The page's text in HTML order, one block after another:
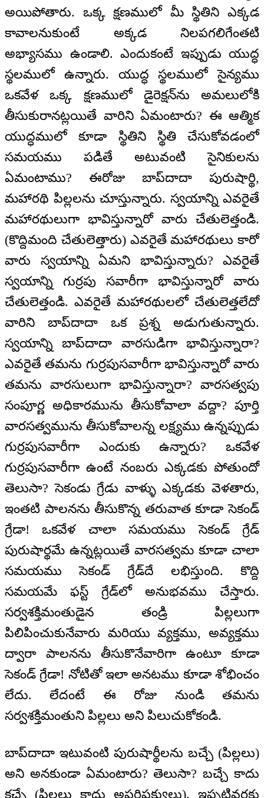
అయిపోతారు. ఒక్క క్షణములో మీ స్థితిని ఎక్కడ
కావాలనుకుంటే అక్కడ నిలపగలిగేంతటి
అభ్యాసము ఉండాలి. ఎందుకంటే ఇప్పుడు యుద్ధ
స్థలములో ఉన్నారు. యుద్ధ స్థలములో సైన్యము
ఒకవేళ ఒక్క క్షణములో డైరెక్షన్‌ను అమలులోకి
తీసుకురానట్లయితే వారిని ఏమంటారు? ఈ ఆత్మిక
యుద్ధములో కూడా స్థితిని స్థితి చేసుకోవడంలో
సమయము పడితే అటువంటి సైనికులను
ఏమంటాము? ఈరోజు బాప్‌దాదా పురుషార్థి,
మహారథి పిల్లలను చూస్తున్నారు. స్వయాన్ని ఎవరైతే
మహారథులుగా భావిస్తున్నారో వారు చేతులెత్తండి.
(కొద్దిమంది చేతులెత్తారు) ఎవరైతే మహారథులు కారో
వారు స్వయాన్ని ఏమని భావిస్తున్నారు? ఎవరైతే
స్వయాన్ని గుర్రపు సవారీగా భావిస్తున్నారో వారు
చేతులెత్తండి. ఎవరైతే మహారథులలో చేతులెత్తలేదో
వారిని బాప్‌దాదా ఒక ప్రశ్న అడుగుతున్నారు.
స్వయాన్ని బాప్‌దాదా వారసుడిగా భావిస్తున్నారా?
ఎవరైతే తమను గుర్రపుసవారీగా భావిస్తున్నారో వారు
తమను వారసులుగా భావిస్తున్నారా? వారసత్వపు
సంపూర్ణ అధికారమును తీసుకోవాలా వద్దా? పూర్తి
వారసత్వమును తీసుకోవాలన్న లక్ష్యము ఉన్నప్పుడు
గుర్రపుసవారీగా ఎందుకు ఉన్నారు? ఒకవేళ
గుర్రపుసవారీగా ఉంటే నంబరు ఎక్కడకు పోతుందో
తెలుసా? సెకండు గ్రేడు వాళ్ళు ఎక్కడకు వెళతారు,
ఇంతటి పాలనను తీసుకొన్న తరువాత కూడా సెకండ్
గ్రేడా! ఒకవేళ చాలా సమయము సెకండ్ గ్రేడ్
పురుషార్థమే ఉన్నట్లయితే వారసత్వమ కూడా చాలా
సమయము సెకండ్ గ్రేడ్‌దే లభిస్తుంది. కొద్ది
సమయమే ఫస్ట్ గ్రేడ్‌లో అనుభవము చేస్తారు.
సర్వశక్తిమంతుడైన తండ్రి పిల్లలుగా
పిలిపించుకునేవారు మరియు వ్యక్తము, అవ్యక్తము
ద్వారా పాలనను తీసుకొనేవారిగా ఉంటూ కూడా
సెకండ్ గ్రేడా! నోటితో ఇలా అనటము కూడా శోభించం
లేదు. లేదంటే ఈ రోజు నుండి తమను
సర్వశక్తిమంతుని పిల్లలు అని పిలుచుకోకండి.
బాప్‌దాదా ఇటువంటి పురుషార్థీలను బచ్చే (పిల్లలు)
అని అనకుండా ఏమంటారు? తెలుసా? బచ్చే కాదు
కచ్చే (పిల్లలు కాదు అపరిపక్వులు). ఇప్పటివరకు